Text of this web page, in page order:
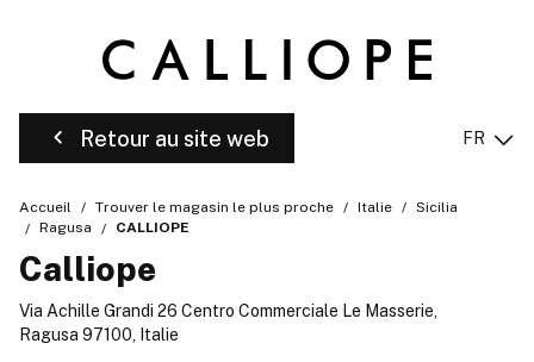
Retour au site web FR
Accueil Trouver le magasin le plus proche Italie
Sicilia
Ragusa
CALLIOPE
Calliope
Via Achille Grandi 26 Centro Commerciale Le Masserie,
Ragusa 97100, Italie